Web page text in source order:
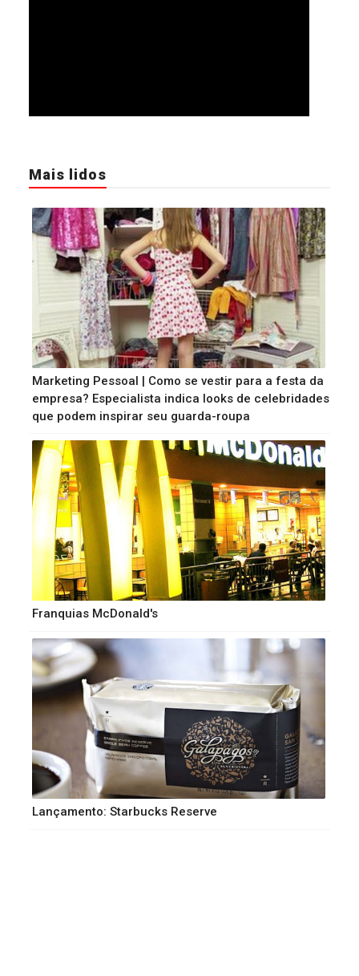
Mais lidos
Marketing Pessoal | Como se vestir para a festa da
empresa? Especialista indica looks de celebridades
que podem inspirar seu guarda-roupa
Franquias McDonald's
Lançamento: Starbucks Reserve